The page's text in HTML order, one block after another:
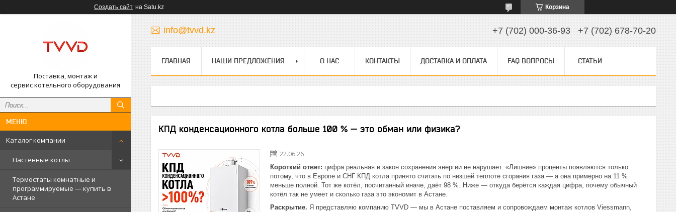
Создать сайт на Satu.kz Корзина
Поставка, монтаж и
сервис котельного оборудования
Каталог компании
Настенные котлы
Термостаты комнатные и
программируемые — купить в
Астане
info@tvvd.kz +7 (702) 000-36-93 +7 (702) 678-70-20
ГЛАВНАЯ НАШИ ПРЕДЛОЖЕНИЯ О НАС КОНТАКТЫ ДОСТАВКА И ОПЛАТА FAQ ВОПРОСЫ СТАТЬИ
КПД конденсационного котла больше 100 % — это обман или физика?
22.06.26
Короткий ответ: цифра реальная и закон сохранения энергии не нарушает. «Лишние» проценты появляются только
потому, что в Европе и СНГ КПД котла принято считать по низшей теплоте сгорания газа — а она примерно на 11 %
меньше полной. Тот же котёл, посчитанный иначе, даёт 98 %. Ниже — откуда берётся каждая цифра, почему обычный
котёл так не умеет и сколько газа это экономит в Астане.
Раскрытие. Я представляю компанию TVVD — мы в Астане поставляем и сопровождаем монтаж котлов Viessmann,